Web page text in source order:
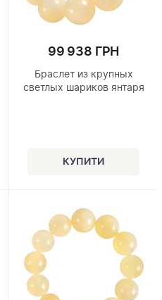
99 938 ГРН
Браслет из крупных
светлых шариков янтаря